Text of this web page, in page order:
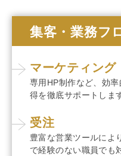
集客・業務フ
マーケティング
専用HP制作など、効
得を徹底サポートしま
受注
豊富な営業ツールによ
で経験のない職員でも